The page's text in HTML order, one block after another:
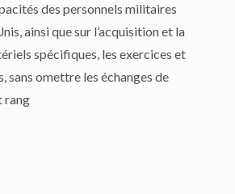
des personnels militaires
ainsi que sur l’acquisition et la
spécifiques, les exercices et
omettre les échanges de
rang